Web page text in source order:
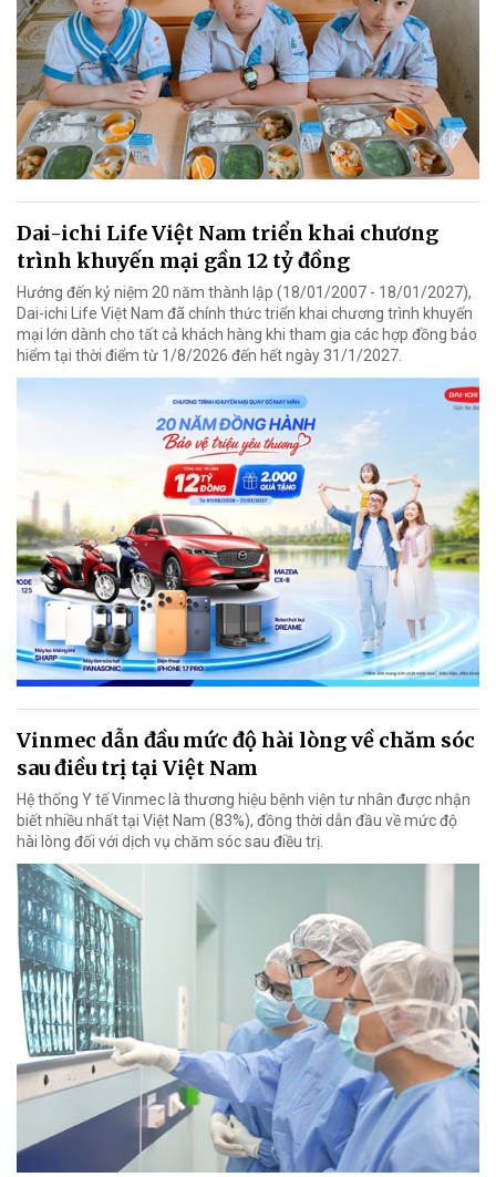
Dai-ichi Life Việt Nam triển khai chương
trình khuyến mại gần 12 tỷ đồng
Hướng đến kỷ niệm 20 năm thành lập (18/01/2007 - 18/01/2027),
Dai-ichi Life Việt Nam đã chính thức triển khai chương trình khuyến
mại lớn dành cho tất cả khách hàng khi tham gia các hợp đồng bảo
hiểm tại thời điểm từ 1/8/2026 đến hết ngày 31/1/2027.
Vinmec dẫn đầu mức độ hài lòng về chăm sóc
sau điều trị tại Việt Nam
Hệ thống Y tế Vinmec là thương hiệu bệnh viện tư nhân được nhận
biết nhiều nhất tại Việt Nam (83%), đồng thời dẫn đầu về mức độ
hài lòng đối với dịch vụ chăm sóc sau điều trị.